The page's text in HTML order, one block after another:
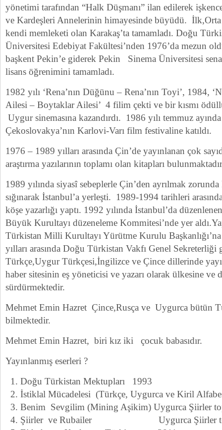
yönetimi tarafından “Halk Düşmanı” ilan edilerek
ve Kardeşleri Annelerinin himayesinde büyüdü.
kendi memleketi olan Karakaş’ta tamamladı. Doğu
Üniversitesi Edebiyat Fakültesi’nden 1976’da mezun
başkent Pekin’e giderek Pekin Sinema Üniversitesi
lisans öğrenimini tamamladı.
1982 yılı ‘Rena’nın Düğünu – Rena’nın Toyi’, 1984,
Ailesi – Boytaklar Ailesi’ 4 filim çekti ve bir kısmı
Uygur sinemasına kazandırdı. 1986 yılı temmuz
Çekoslovakya’nın Karlovi-Varı film festivaline katıldı.
1976 – 1989 yılları arasında Çin’de yayınlanan çok
araştırma yazılarının toplamı olan kitapları
1989 yılında siyasî sebeplerle Çin’den ayrılmak
sığınarak İstanbul’a yerleşti. 1989-1994 tarihleri
köşe yazarlığı yaptı. 1992 yılında İstanbul’da
Büyük Kurultayı düzeneleme Kommitesi’nde yer
Türkistan Milli Kurultayı Yürütme Kurulu
yılları arasında Doğu Türkistan Vakfı Genel Sekreterliği
Türkçe,Uygur Türkçesi,İngilizce ve Çince dillerinde
haber sitesinin eş yöneticisi ve yazarı olarak ülkesine ve
sürdürmektedir.
Mehmet Emin Hazret Çince,Rusça ve Uygurca bütün
bilmektedir.
Mehmet Emin Hazret, biri kız iki çocuk babasıdır.
Yayınlanmış eserleri ?
Doğu Türkistan Mektupları 1993
İstiklal Mücadelesi (Türkçe, Uygurca ve Kiril
Benim Sevgilim (Mining Aşikim) Uygurca Şiirler
Şiirler ve Rubailer Uygurca Şiirler